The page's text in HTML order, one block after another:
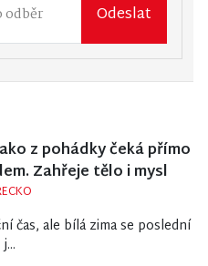
Odeslat
z pohádky čeká přímo
Zahřeje tělo i mysl
čas, ale bílá zima se poslední